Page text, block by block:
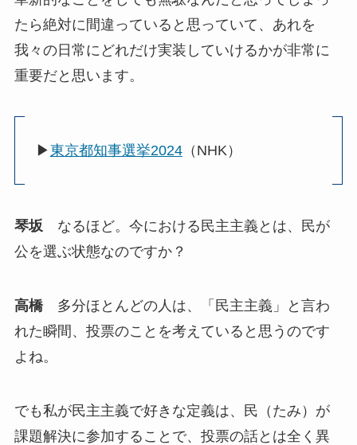
たら絶対に間違っていると思っていて、あれを
我々の日常にどれだけ実装していけるかが非常に
重要だと思います。
▶︎東京都知事選挙2024（NHK）
琴坂なるほど。今における民主主義とは、民が
公を選ぶ状態なのですか？
高橋多分ほとんどの人は、「民主主義」と言わ
れた瞬間、投票のことを考えていると思うのです
よね。
でも私が民主主義で好きな定義は、民（たみ）が
課題解決に参加することで、投票の話とは全く異